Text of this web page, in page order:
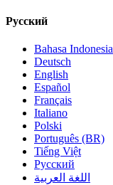
Русский
Bahasa Indonesia
Deutsch
English
Español
Français
Italiano
Polski
Português (BR)
Tiếng Việt
Русский
اللغة العربية